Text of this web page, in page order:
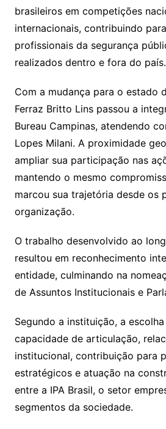
brasileiros em competições
internacionais, contribuindo
profissionais da segurança
realizados dentro e fora do país.
Com a mudança para o estado
Ferraz Britto Lins passou a
Bureau Campinas, atendendo
Lopes Milani. A proximidade
ampliar sua participação nas
mantendo o mesmo
marcou sua trajetória desde os
organização.
O trabalho desenvolvido ao
resultou em reconhecimento
entidade, culminando na
de Assuntos Institucionais e
Segundo a instituição, a
capacidade de articulação,
institucional, contribuição para
estratégicos e atuação na
entre a IPA Brasil, o setor
segmentos da sociedade.